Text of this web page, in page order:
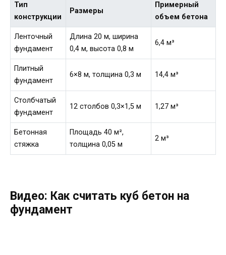
Тип
конструкции
Размеры
Примерный
объем бетона
Ленточный
фундамент
Длина 20 м, ширина
0,4 м, высота 0,8 м
6,4 м³
Плитный
фундамент
6×8 м, толщина 0,3 м 14,4 м³
Столбчатый
фундамент
12 столбов 0,3×1,5 м 1,27 м³
Бетонная
стяжка
Площадь 40 м²,
толщина 0,05 м
2 м³
Видео: Как считать куб бетон на
фундамент